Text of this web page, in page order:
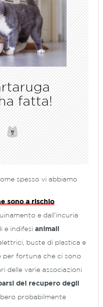
fatta!
spesso vi abbiamo
sono a rischio
e dall’incuria
e indifesi animali
buste di plastica e
per fortuna che ci sono
delle varie associazioni
del recupero degli
probabilmente